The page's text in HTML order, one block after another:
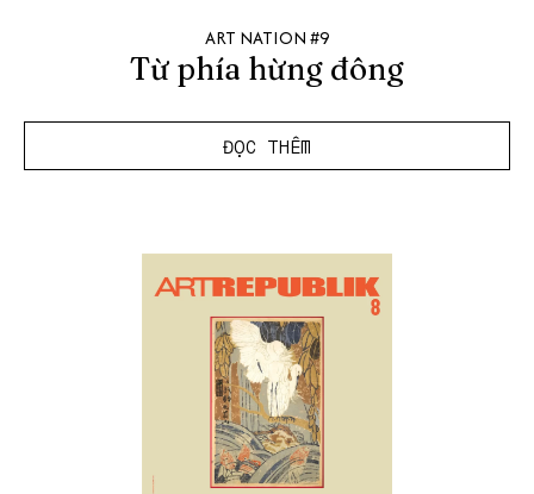
ART NATION #9
Từ phía hừng đông
ĐỌC THÊM